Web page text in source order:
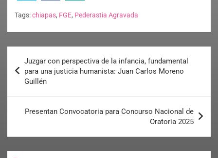
Tags:chiapas, FGE, Pederastia Agravada
Juzgar con perspectiva de la infancia, fundamental
para una justicia humanista: Juan Carlos Moreno
Guillén
Presentan Convocatoria para Concurso Nacional de
Oratoria 2025